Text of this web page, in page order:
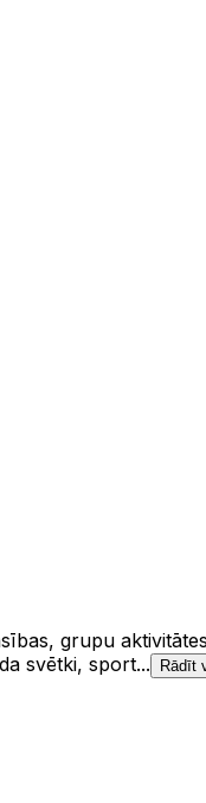
grupu
svētki, sport...
Rādīt